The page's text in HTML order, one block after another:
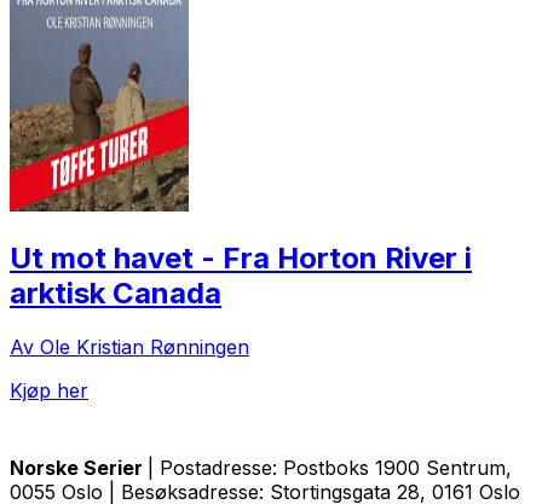
Ut mot havet - Fra Horton River i
arktisk Canada
Av Ole Kristian Rønningen
Kjøp her
Norske Serier
| Postadresse: Postboks 1900 Sentrum,
0055 Oslo | Besøksadresse: Stortingsgata 28, 0161 Oslo